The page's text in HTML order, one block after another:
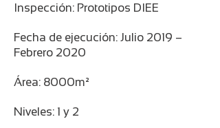
Inspección: Prototipos DIEE
Fecha de ejecución: Julio 2019 –
Febrero 2020
Área: 8000m²
Niveles: 1 y 2